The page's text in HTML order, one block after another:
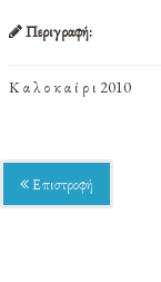
Περιγραφή:
Κ α λ ο κ α ί ρ ι 2010
Επιστροφή